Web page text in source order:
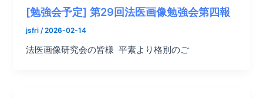
[勉強会予定] 第29回法医画像勉強会第四報
jsfri/2026-02-14
法医画像研究会の皆様 平素より格別のご